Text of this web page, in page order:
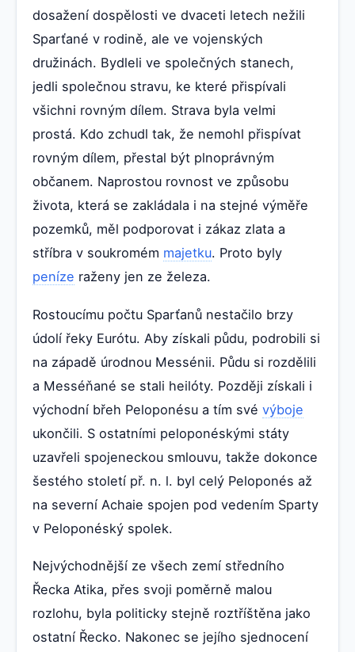
dosažení dospělosti ve dvaceti letech nežili
Sparťané v rodině, ale ve vojenských
družinách. Bydleli ve společných stanech,
jedli společnou stravu, ke které přispívali
všichni rovným dílem. Strava byla velmi
prostá. Kdo zchudl tak, že nemohl přispívat
rovným dílem, přestal být plnoprávným
občanem. Naprostou rovnost ve způsobu
života, která se zakládala i na stejné výměře
pozemků, měl podporovat i zákaz zlata a
stříbra v soukromém majetku. Proto byly
peníze raženy jen ze železa.
Rostoucímu počtu Sparťanů nestačilo brzy
údolí řeky Eurótu. Aby získali půdu, podrobili si
na západě úrodnou Messénii. Půdu si rozdělili
a Messéňané se stali heilóty. Později získali i
východní břeh Peloponésu a tím své výboje
ukončili. S ostatními peloponéskými státy
uzavřeli spojeneckou smlouvu, takže dokonce
šestého století př. n. l. byl celý Peloponés až
na severní Achaie spojen pod vedením Sparty
v Peloponéský spolek.
Nejvýchodnější ze všech zemí středního
Řecka Atika, přes svoji poměrně malou
rozlohu, byla politicky stejně roztříštěna jako
ostatní Řecko. Nakonec se jejího sjednocení